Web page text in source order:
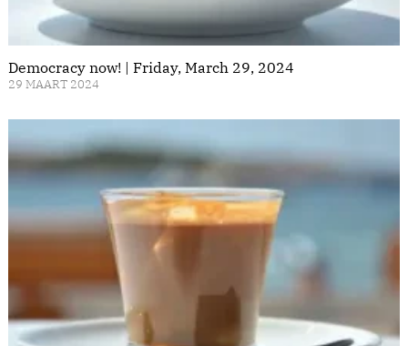
Democracy now! | Friday, March 29, 2024
29 MAART 2024